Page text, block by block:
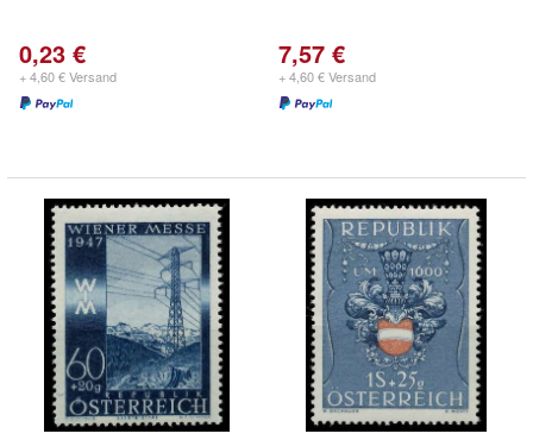
0,23 €
+ 4,60 € Versand
7,57 €
+ 4,60 € Versand